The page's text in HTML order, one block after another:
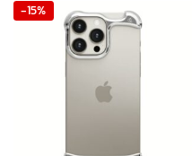
12,900 ฿.10,965 ฿.
-15%